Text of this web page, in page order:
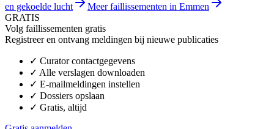
en gekoelde lucht
Meer faillissementen in Emmen
GRATIS
Volg faillissementen gratis
Registreer en ontvang meldingen bij nieuwe publicaties
✓ Curator contactgegevens
✓ Alle verslagen downloaden
✓ E-mailmeldingen instellen
✓ Dossiers opslaan
✓ Gratis, altijd